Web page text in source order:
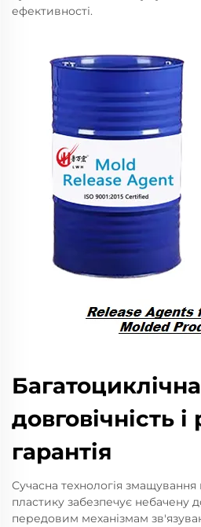
ефективності.
Багатоциклічна
довговічність
гарантія
Сучасна технологія
пластику забезпечує небачену
передовим механізмам